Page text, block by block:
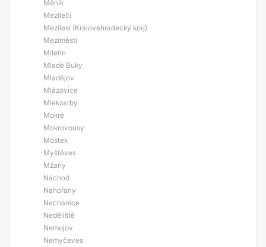
Měník
Mezilečí
Mezilesí (Královéhradecký kraj)
Meziměstí
Miletín
Mladé Buky
Mladějov
Mlázovice
Mlékosrby
Mokré
Mokrovousy
Mostek
Myštěves
Mžany
Náchod
Nahořany
Nechanice
Neděliště
Nemojov
Nemyčeves